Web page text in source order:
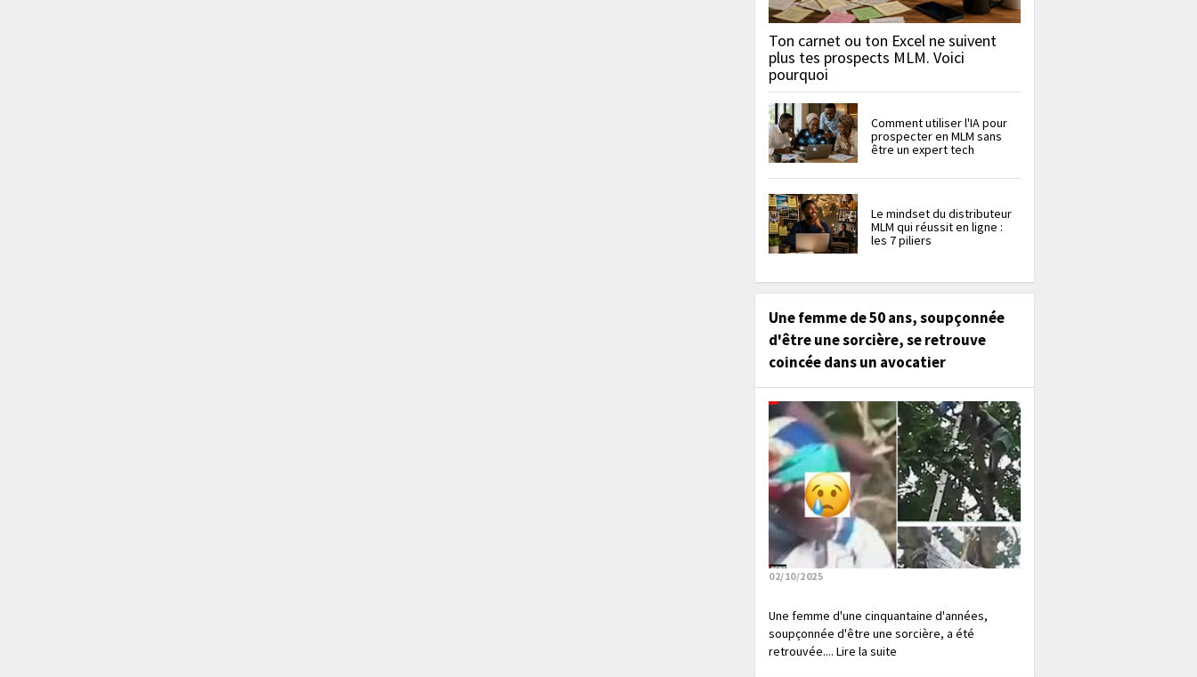
Ton carnet ou ton Excel ne suivent
plus tes prospects MLM. Voici
pourquoi
Comment utiliser l'IA pour
prospecter en MLM sans
être un expert tech
Le mindset du distributeur
MLM qui réussit en ligne :
les 7 piliers
Une femme de 50 ans, soupçonnée
d'être une sorcière, se retrouve
coincée dans un avocatier
02/10/2025
Une femme d'une cinquantaine d'années,
soupçonnée d'être une sorcière, a été
retrouvée.... Lire la suite